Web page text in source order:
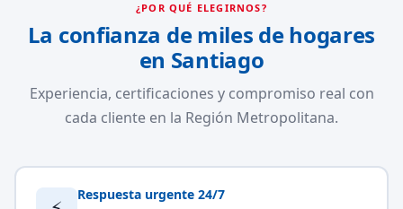
¿POR QUÉ ELEGIRNOS?
La confianza de miles de hogares
en Santiago
Experiencia, certificaciones y compromiso real con
cada cliente en la Región Metropolitana.
Respuesta urgente 24/7